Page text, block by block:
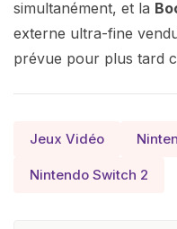
simultanément, et la
externe ultra-fine
prévue pour plus tard
Jeux Vidéo
Nintendo Switch 2